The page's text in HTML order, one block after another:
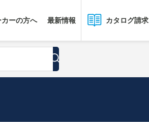
ーの方へ 最新情報 カタログ請求